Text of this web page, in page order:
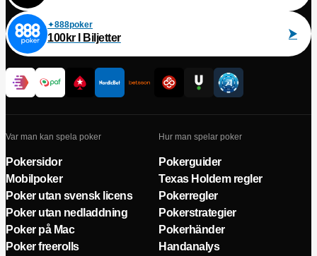
888poker
100kr I Biljetter
Var man kan spela poker
Pokersidor
Mobilpoker
Poker utan svensk licens
Poker utan nedladdning
Poker på Mac
Poker freerolls
Hur man spelar poker
Pokerguider
Texas Holdem regler
Pokerregler
Pokerstrategier
Pokerhänder
Handanalys